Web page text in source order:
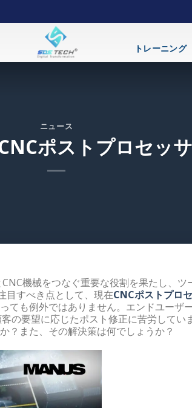
トレーニング
ニュース
ポストプロセッ
機械をつなぐ重要な役割を果たし、ツ
目すべき点として、現在CNCポストプロ
ても例外ではありません。エンドユーザ
の要望に応じたポスト修正に苦労してい
？また、その解決策は何でしょうか？